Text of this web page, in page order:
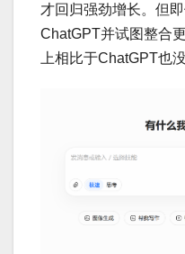
才回归强劲增长。但
ChatGPT并试图整合
上相比于ChatGPT也